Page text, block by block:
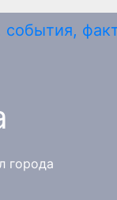
города